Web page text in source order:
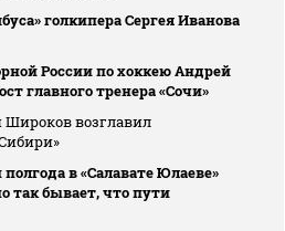
голкипера Сергея Иванова
России по хоккею Андрей
главного тренера «Сочи»
возглавил
в «Салавате Юлаеве»
так бывает, что пути